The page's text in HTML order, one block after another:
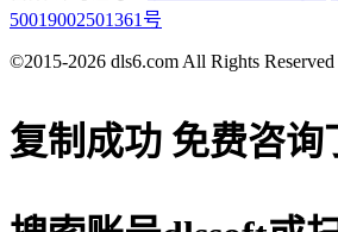
50019002501361号
©2015-2026 dls6.com All Rights Reserved
复制成功 免费咨询